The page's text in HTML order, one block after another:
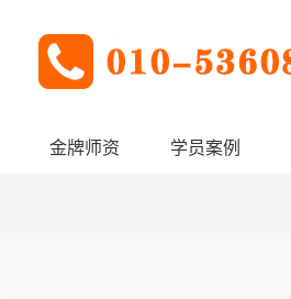
金牌师资 学员案例